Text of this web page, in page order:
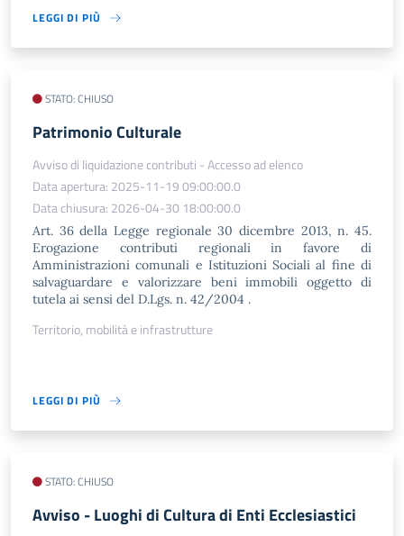
LEGGI DI PIÙ
STATO: CHIUSO
Patrimonio Culturale
Avviso di liquidazione contributi - Accesso ad elenco
Data apertura: 2025-11-19 09:00:00.0
Data chiusura: 2026-04-30 18:00:00.0
Art. 36 della Legge regionale 30 dicembre 2013, n. 45.
Erogazione contributi regionali in favore di
Amministrazioni comunali e Istituzioni Sociali al fine di
salvaguardare e valorizzare beni immobili oggetto di
tutela ai sensi del D.Lgs. n. 42/2004 .
Territorio, mobilità e infrastrutture
LEGGI DI PIÙ
STATO: CHIUSO
​Avviso - Luoghi di Cultura di Enti Ecclesiastici